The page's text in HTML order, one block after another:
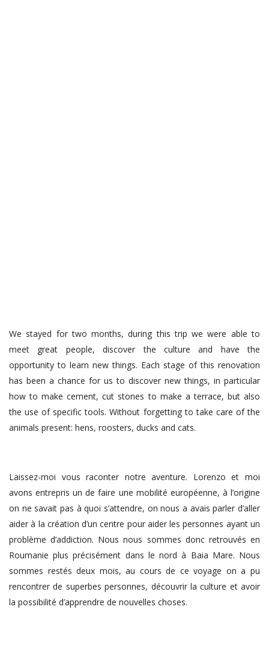
We stayed for two months, during this trip we were able to
meet great people, discover the culture and have the
opportunity to learn new things. Each stage of this renovation
has been a chance for us to discover new things, in particular
how to make cement, cut stones to make a terrace, but also
the use of specific tools. Without forgetting to take care of the
animals present: hens, roosters, ducks and cats.
Laissez-moi vous raconter notre aventure. Lorenzo et moi
avons entrepris un de faire une mobilité européenne, à l’origine
on ne savait pas à quoi s’attendre, on nous a avais parler d’aller
aider à la création d’un centre pour aider les personnes ayant un
problème d’addiction. Nous nous sommes donc retrouvés en
Roumanie plus précisément dans le nord à Baia Mare. Nous
sommes restés deux mois, au cours de ce voyage on a pu
rencontrer de superbes personnes, découvrir la culture et avoir
la possibilité d’apprendre de nouvelles choses.